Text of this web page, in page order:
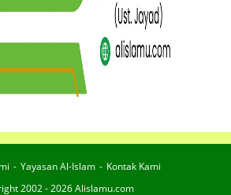
Yayasan Al-Islam
Kontak Kami
2002 - 2026 Alislamu.com